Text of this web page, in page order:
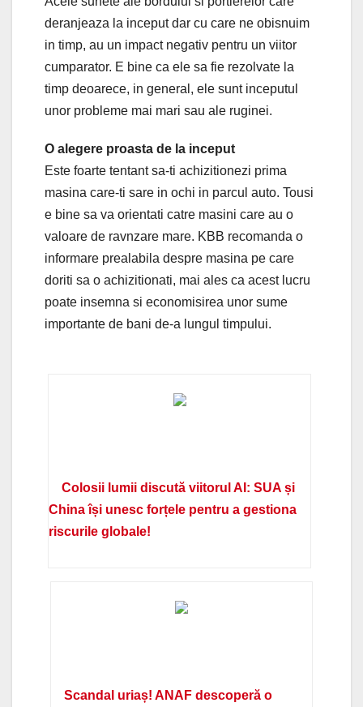
deranjeaza la inceput dar cu care ne obisnuim
in timp, au un impact negativ pentru un viitor
cumparator. E bine ca ele sa fie rezolvate la
timp deoarece, in general, ele sunt inceputul
unor probleme mai mari sau ale ruginei.
O alegere proasta de la inceput
Este foarte tentant sa-ti achizitionezi prima
masina care-ti sare in ochi in parcul auto. Tousi
e bine sa va orientati catre masini care au o
valoare de ravnzare mare. KBB recomanda o
informare prealabila despre masina pe care
doriti sa o achizitionati, mai ales ca acest lucru
poate insemna si economisirea unor sume
importante de bani de-a lungul timpului.
Colosii lumii discută viitorul AI: SUA și
China își unesc forțele pentru a gestiona
riscurile globale!
Scandal uriaș! ANAF descoperă o